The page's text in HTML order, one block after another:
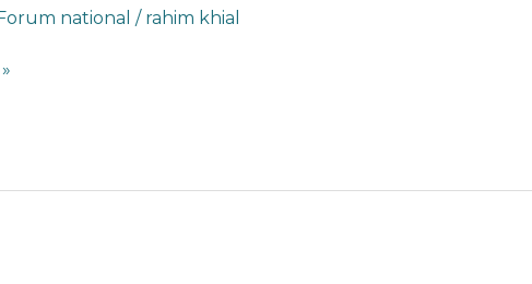
national / rahim khial